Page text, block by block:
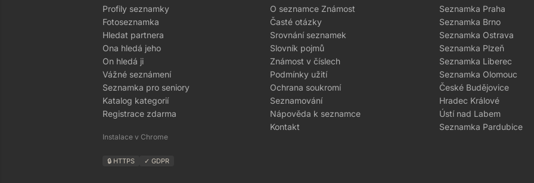
Profily seznamky
Fotoseznamka
Hledat partnera
Ona hledá jeho
On hledá ji
Vážné seznámení
Seznamka pro seniory
Katalog kategorií
Registrace zdarma
Instalace v Chrome
🔒 HTTPS ✓ GDPR
O seznamce Známost
Časté otázky
Srovnání seznamek
Slovník pojmů
Známost v číslech
Podmínky užití
Ochrana soukromí
Seznamování
Nápověda k seznamce
Kontakt
Seznamka Praha
Seznamka Brno
Seznamka Ostrava
Seznamka Plzeň
Seznamka Liberec
Seznamka Olomouc
České Budějovice
Hradec Králové
Ústí nad Labem
Seznamka Pardubice